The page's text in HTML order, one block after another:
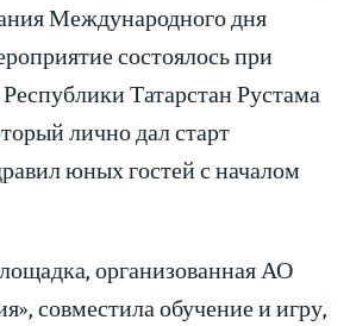
Международного дня
состоялось при
Татарстан Рустама
лично дал старт
юных гостей с началом
организованная АО
совместила обучение и игру,